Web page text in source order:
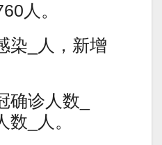
人。
染_人，新增
诊人数_
数_人。